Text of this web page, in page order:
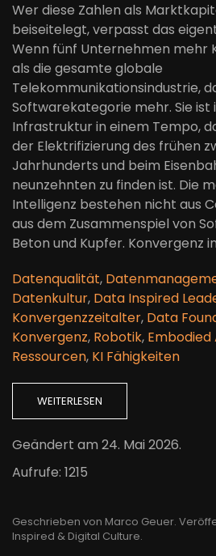
Wer diese Zahlen als
beiseitelegt, verpasst das
Wenn fünf Unternehmen mehr
als die gesamte globale
Telekommunikationsindustrie,
Softwarekategorie mehr. Sie ist
Infrastruktur in einem Tempo,
der Elektrifizierung des frühen
Jahrhunderts und beim
neunzehnten zu finden ist. Die
Intelligenz bestehen nicht aus
aus dem Zusammenspiel von
Beton und Kupfer. Konvergenz
Datenqualität,
Datenkultur, Data Inspired
Konvergenzzeitalter, Data
Konvergenz, Robotik, Embodied
Ressourcen, KI Fähigkeiten
WEITERLESEN
Geändert am 24. Mai 2026.
Aufrufe: 1215
Geschrieben von Marco Geuer.
Inspired & Digital Culture.